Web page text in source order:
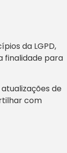
da LGPD,
finalidade para
de
com